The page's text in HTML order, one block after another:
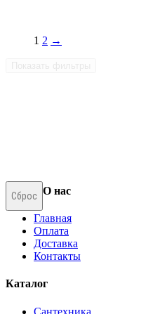
1 2 →
Сброс О нас
Главная
Оплата
Доставка
Контакты
Каталог
Сантехника